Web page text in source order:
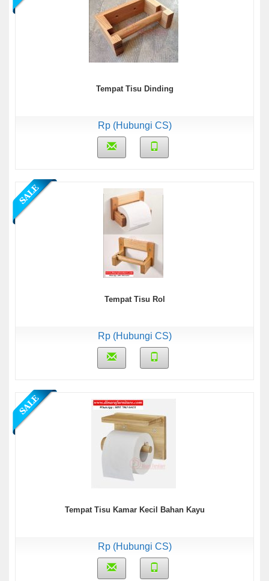
Tempat Tisu Dinding
Rp (Hubungi CS)
Tempat Tisu Rol
Rp (Hubungi CS)
Tempat Tisu Kamar Kecil Bahan Kayu
Rp (Hubungi CS)